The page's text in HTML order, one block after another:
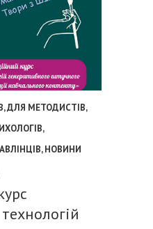
,ДЛЯ МЕТОДИСТІВ,
,
,НОВИНИ